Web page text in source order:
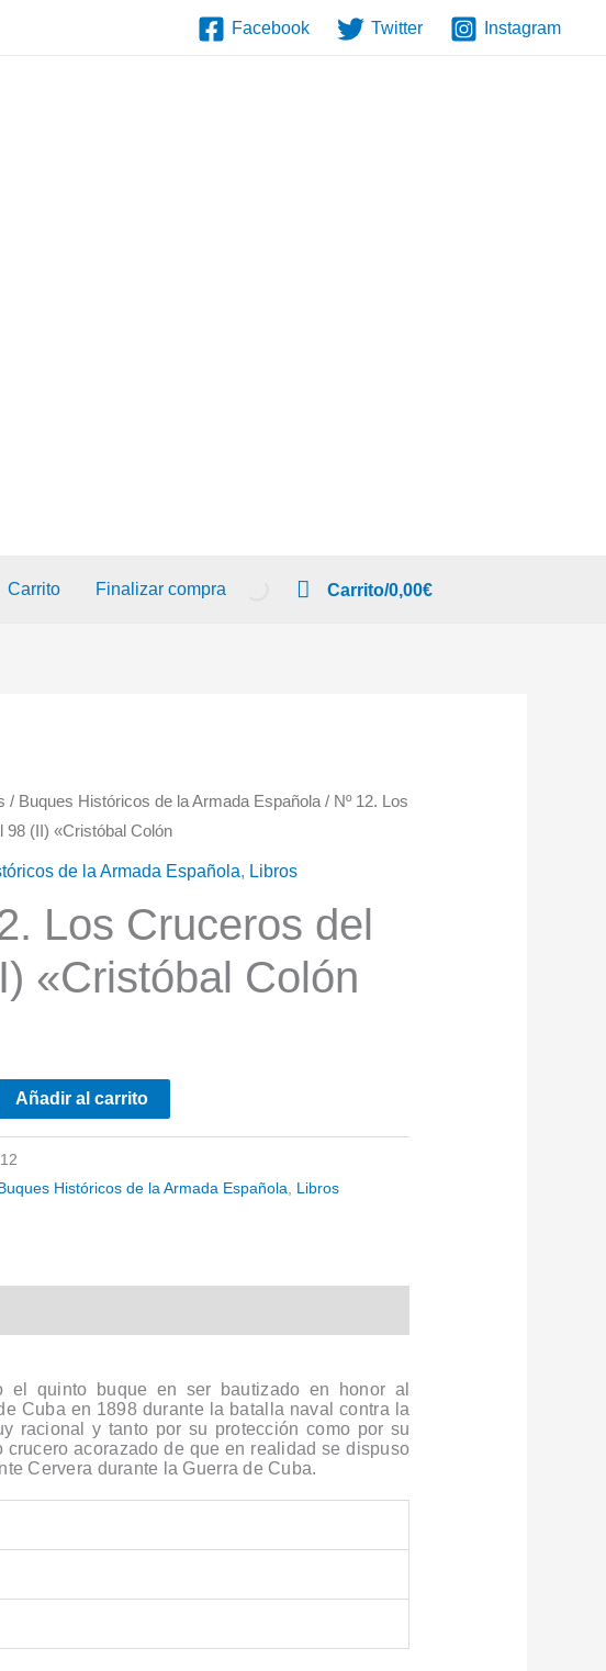
Facebook Twitter Instagram
Carrito Finalizar compra Carrito/0,00€
/ Buques Históricos de la Armada Española/ Nº 12. Los
98 (II) «Cristóbal Colón
de la Armada Española, Libros
Los Cruceros del
«Cristóbal Colón
Añadir al carrito
Históricos de la Armada Española Libros
el quinto buque en ser bautizado en honor al
Cuba en 1898 durante la batalla naval contra la
racional y tanto por su protección como por su
acorazado de que en realidad se dispuso
Cervera durante la Guerra de Cuba.